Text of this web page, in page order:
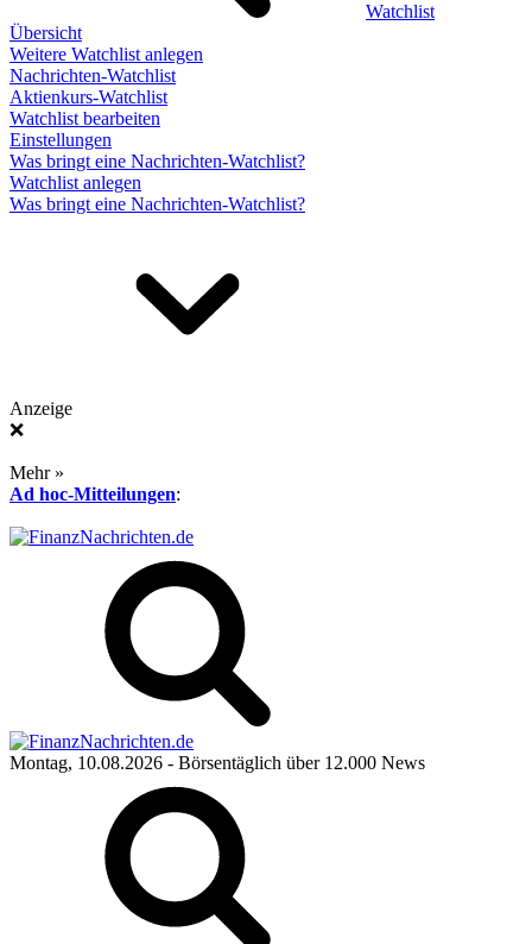
Watchlist
Übersicht
Weitere Watchlist anlegen
Nachrichten-Watchlist
Aktienkurs-Watchlist
Watchlist bearbeiten
Einstellungen
Was bringt eine Nachrichten-Watchlist?
Watchlist anlegen
Was bringt eine Nachrichten-Watchlist?
Anzeige
❌
Mehr »
Ad hoc-Mitteilungen:
Montag, 10.08.2026 - Börsentäglich über 12.000 News